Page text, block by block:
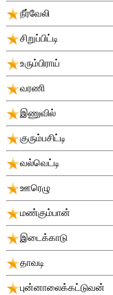
நீர்வேலி
சிறுப்பிட்டி
உரும்பிராய்
வரணி
இணுவில்
குரும்பசிட்டி
வல்வெட்டி
ஊரெழு
மண்கும்பான்
இடைக்காடு
தாவடி
புன்னாலைக்கட்டுவன்